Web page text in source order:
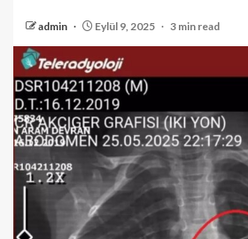
admin Eylül 9, 2025 3 min read